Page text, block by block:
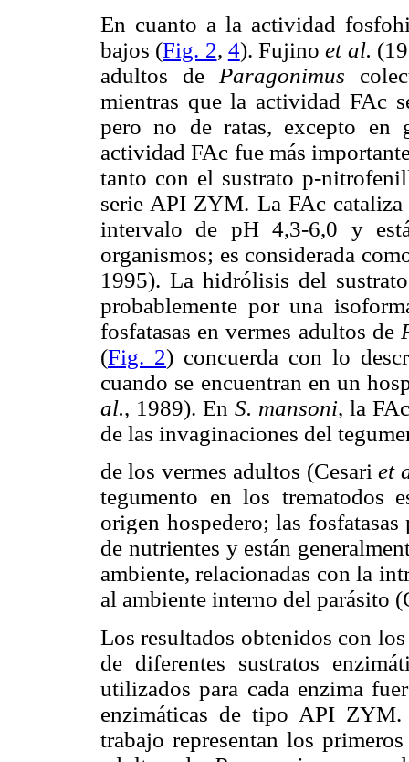
En cuanto a la actividad
bajos (Fig. 2, 4). Fujinoet al.
adultos de Paragonimus
mientras que la actividad FAc
pero no de ratas, excepto en
actividad FAc fue más
tanto con el sustrato p-
serie API ZYM. La FAc
intervalo de pH 4,3-6,0 y
organismos; es considerada
1995). La hidrólisis del
probablemente por una
fosfatasas en vermes adultos de
(Fig. 2) concuerda con lo
cuando se encuentran en un
al., 1989). En S. mansoni, la
de las invaginaciones del
de los vermes adultos (Cesariet
tegumento en los trematodos
origen hospedero; las
de nutrientes y están
ambiente, relacionadas con la
al ambiente interno del parásito
Los resultados obtenidos con
de diferentes sustratos
utilizados para cada enzima
enzimáticas de tipo API ZYM.
trabajo representan los